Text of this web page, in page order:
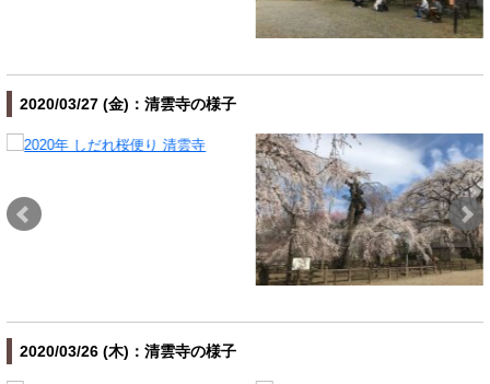
2020/03/27 (金)：清雲寺の様子
2020/03/26 (木)：清雲寺の様子